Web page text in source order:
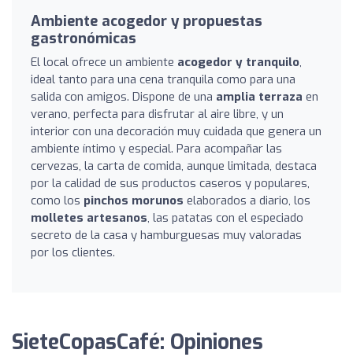
Ambiente acogedor y propuestas
gastronómicas
El local ofrece un ambiente acogedor y tranquilo,
ideal tanto para una cena tranquila como para una
salida con amigos. Dispone de una amplia terraza en
verano, perfecta para disfrutar al aire libre, y un
interior con una decoración muy cuidada que genera un
ambiente íntimo y especial. Para acompañar las
cervezas, la carta de comida, aunque limitada, destaca
por la calidad de sus productos caseros y populares,
como los pinchos morunos elaborados a diario, los
molletes artesanos, las patatas con el especiado
secreto de la casa y hamburguesas muy valoradas
por los clientes.
SieteCopasCafé: Opiniones